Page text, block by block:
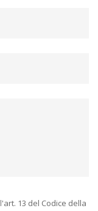
13 del Codice della